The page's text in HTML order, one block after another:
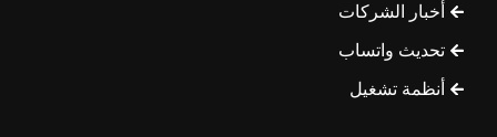
أخبار الشركات
تحديث واتساب
أنظمة تشغيل